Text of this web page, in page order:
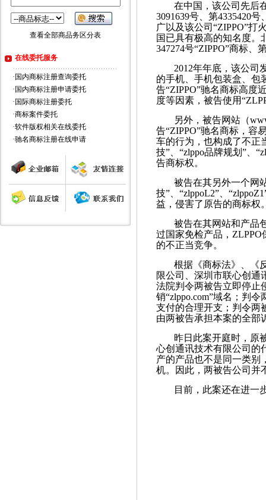
查看全部商品务区分表
在线委托服务
· 国内商标注册查询委托
· 国内商标注册申请委托
· 国际商标注册委托
·商标案件委托
·软件版权相关在线委托
·驰名商标注册在线申请
在中国，该公司先后
3091639号、第4335420
广以及该公司“ZIPPO”打
国已具有极高的知名度。
347274号“ZIPPO”商标、
2012年年底，该公司
的手机、手机包装盒、包
告“ZIPPO”驰名商标高度
度等因素，被告使用
另外，被告网站（
告“ZIPPO”驰名商标，容
车的行为，也构成了不正
技”、“zlppo品牌规划”、
告商标权。
被告在其另外一个网
技”、“zlppoL2”、
益，侵害了原告的商标权
被告在其网站和产品
过国家免检产品，
的不正当竞争。
根据《商标法》、《
限公司、深圳市联心创通
法院判令两被告立即停止
销“zlppo.com”域名；判
支付的合理开支；判令两
由两被告承担本案的全部
昨日此案开庭时，原
心创通讯技术有限公司的
产的产品也不是同一类别
机。因此，两被告公司并
目前，此案还在进一